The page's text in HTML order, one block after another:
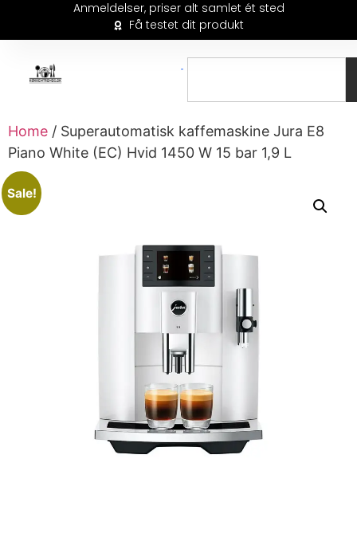
Anmeldelser, priser alt samlet ét sted
Få testet dit produkt
Home / Superautomatisk kaffemaskine Jura E8
Piano White (EC) Hvid 1450 W 15 bar 1,9 L
Sale!